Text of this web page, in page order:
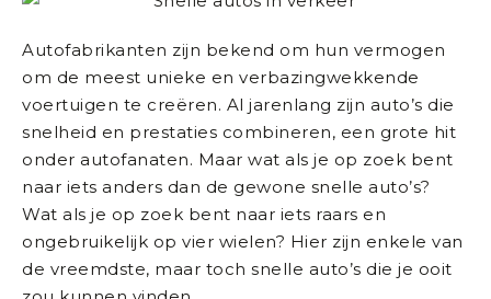
Autofabrikanten zijn bekend om hun vermogen
om de meest unieke en verbazingwekkende
voertuigen te creëren. Al jarenlang zijn auto’s die
snelheid en prestaties combineren, een grote hit
onder autofanaten. Maar wat als je op zoek bent
naar iets anders dan de gewone snelle auto’s?
Wat als je op zoek bent naar iets raars en
ongebruikelijk op vier wielen? Hier zijn enkele van
de vreemdste, maar toch snelle auto’s die je ooit